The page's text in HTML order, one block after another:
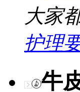
大家
护理
牛